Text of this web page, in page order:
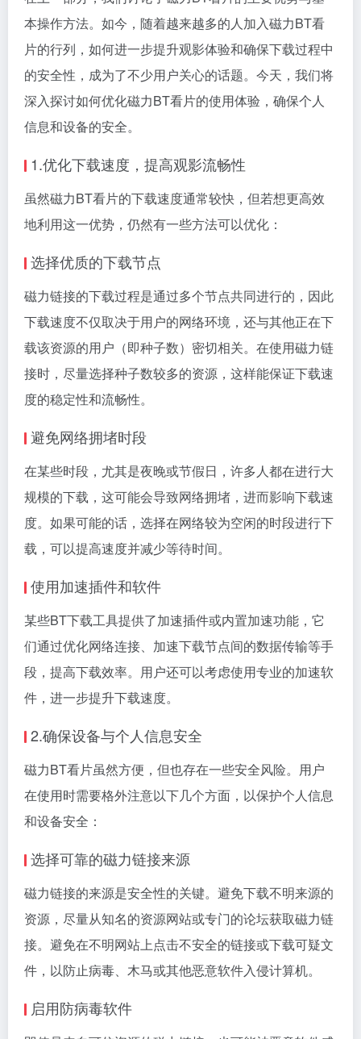
本操作方法。如今，随着越来越多的人加入磁力BT看
片的行列，如何进一步提升观影体验和确保下载过程中
的安全性，成为了不少用户关心的话题。今天，我们将
深入探讨如何优化磁力BT看片的使用体验，确保个人
信息和设备的安全。
1.优化下载速度，提高观影流畅性
虽然磁力BT看片的下载速度通常较快，但若想更高效
地利用这一优势，仍然有一些方法可以优化：
选择优质的下载节点
磁力链接的下载过程是通过多个节点共同进行的，因此
下载速度不仅取决于用户的网络环境，还与其他正在下
载该资源的用户（即种子数）密切相关。在使用磁力链
接时，尽量选择种子数较多的资源，这样能保证下载速
度的稳定性和流畅性。
避免网络拥堵时段
在某些时段，尤其是夜晚或节假日，许多人都在进行大
规模的下载，这可能会导致网络拥堵，进而影响下载速
度。如果可能的话，选择在网络较为空闲的时段进行下
载，可以提高速度并减少等待时间。
使用加速插件和软件
某些BT下载工具提供了加速插件或内置加速功能，它
们通过优化网络连接、加速下载节点间的数据传输等手
段，提高下载效率。用户还可以考虑使用专业的加速软
件，进一步提升下载速度。
2.确保设备与个人信息安全
磁力BT看片虽然方便，但也存在一些安全风险。用户
在使用时需要格外注意以下几个方面，以保护个人信息
和设备安全：
选择可靠的磁力链接来源
磁力链接的来源是安全性的关键。避免下载不明来源的
资源，尽量从知名的资源网站或专门的论坛获取磁力链
接。避免在不明网站上点击不安全的链接或下载可疑文
件，以防止病毒、木马或其他恶意软件入侵计算机。
启用防病毒软件